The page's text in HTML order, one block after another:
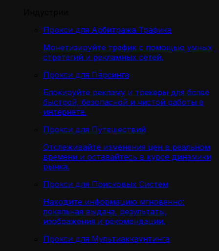
Прокси для Арбитража Трафика
Монетизируйте трафик с помощью умных
стратегий и рекламных сетей.
Прокси для Парсинга
Блокируйте рекламу и трекеры для более
быстрой, безопасной и чистой работы в
интернете.
Прокси для Путешествий
Отслеживайте изменения цен в реальном
времени и оставайтесь в курсе динамики
рынка.
Прокси для Поисковых Систем
Находите информацию мгновенно:
локальная выдача, результаты,
изображения и рекомендации.
Прокси для Мультиаккаунтинга